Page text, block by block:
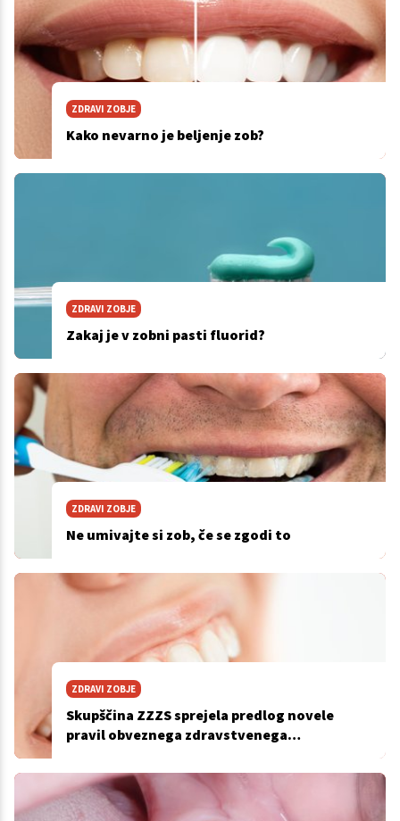
ZDRAVI ZOBJE
Kako nevarno je beljenje zob?
ZDRAVI ZOBJE
Zakaj je v zobni pasti fluorid?
ZDRAVI ZOBJE
Ne umivajte si zob, če se zgodi to
ZDRAVI ZOBJE
Skupščina ZZZS sprejela predlog novele
pravil obveznega zdravstvenega